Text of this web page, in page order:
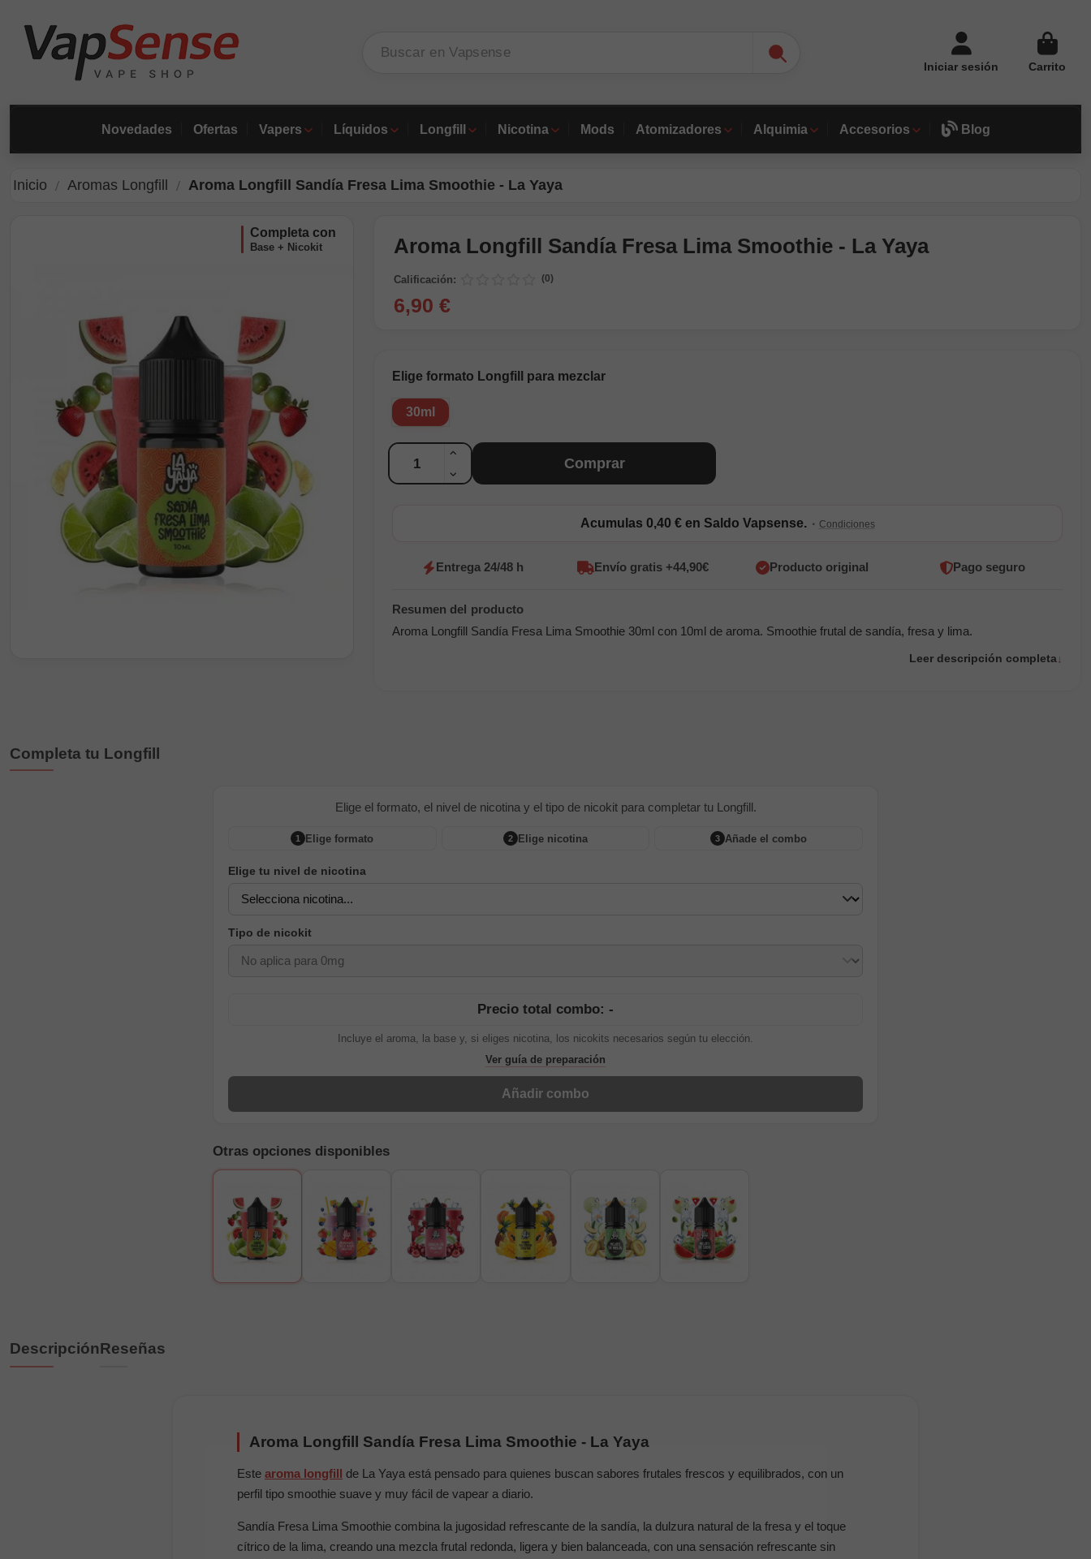
Iniciar sesión Carrito
Novedades Ofertas Vapers Líquidos Longfill Nicotina Mods Atomizadores Alquimia Accesorios Blog
Inicio Aromas Longfill Aroma Longfill Sandía Fresa Lima Smoothie - La Yaya
completa con
Base + Nicokit Aroma Longfill Sandía Fresa Lima Smoothie - La Yaya
Calificación: (0)
6,90 €
Elige formato Longfill para mezclar
30ml
Cantidad
Comprar
Acumulas 0,40 € en Saldo Vapsense. · Condiciones
Entrega 24/48 h Envío gratis +44,90€ Producto original Pago seguro
Aroma Longfill Sandía Fresa Lima Smoothie 30ml con 10ml de aroma. Smoothie frutal de sandía, fresa y lima.
Leer descripción completa
Completa tu Longfill
Elige el formato, el nivel de nicotina y el tipo de nicokit para completar tu Longfill.
1 Elige formato 2 Elige nicotina 3 Añade el combo
Elige tu nivel de nicotina
Tipo de nicokit
Precio total combo: -
Incluye el aroma, la base y, si eliges nicotina, los nicokits necesarios según tu elección.
Ver guía de preparación
Añadir combo
Otras opciones disponibles
DescripciónReseñas
Aroma Longfill Sandía Fresa Lima Smoothie - La Yaya
Este aroma longfill de La Yaya está pensado para quienes buscan sabores frutales frescos y equilibrados, con un
perfil tipo smoothie suave y muy fácil de vapear a diario.
Sandía Fresa Lima Smoothie combina la jugosidad refrescante de la sandía, la dulzura natural de la fresa y el toque
cítrico de la lima, creando una mezcla frutal redonda, ligera y bien balanceada, con una sensación refrescante sin